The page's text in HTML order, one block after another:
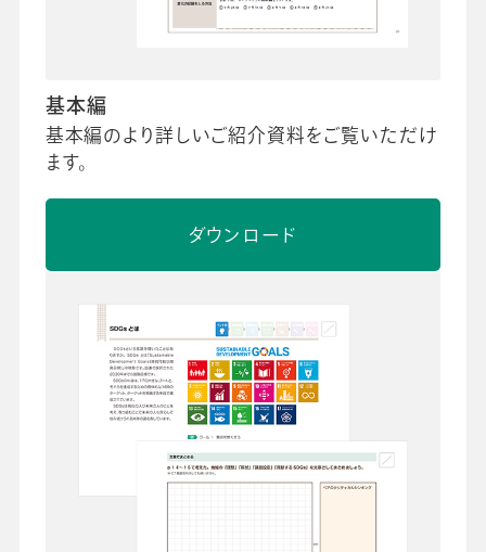
基本編
基本編のより詳しいご紹介資料をご覧いただけ
ます。
ダウンロード